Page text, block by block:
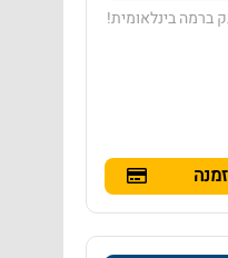
ברמה בינלאומית!